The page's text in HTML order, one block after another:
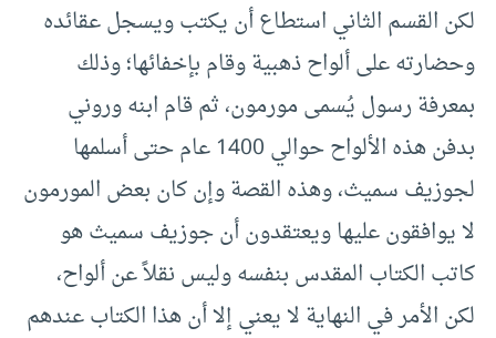
لكن القسم الثاني استطاع أن يكتب ويسجل عقائده
وحضارته على ألواح ذهبية وقام بإخفائها؛ وذلك
بمعرفة رسول يُسمى مورمون، ثم قام ابنه وروني
بدفن هذه الألواح حوالي 1400 عام حتى أسلمها
لجوزيف سميث، وهذه القصة وإن كان بعض المورمون
لا يوافقون عليها ويعتقدون أن جوزيف سميث هو
كاتب الكتاب المقدس بنفسه وليس نقلاً عن ألواح،
لكن الأمر في النهاية لا يعني إلا أن هذا الكتاب عندهم